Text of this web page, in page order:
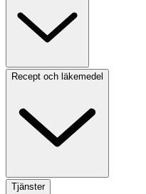
Recept och läkemedel
Tjänster